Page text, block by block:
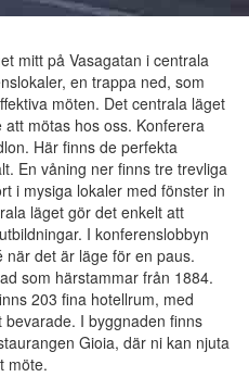
mitt på Vasagatan i centrala
en trappa ned, som
möten. Det centrala läget
mötas hos oss. Konferera
Här finns de perfekta
En våning ner finns tre trevliga
i mysiga lokaler med fönster in
läget gör det enkelt att
I konferenslobbyn
när det är läge för en paus.
som härstammar från 1884.
203 fina hotellrum, med
I byggnaden finns
Gioia, där ni kan njuta
möte.